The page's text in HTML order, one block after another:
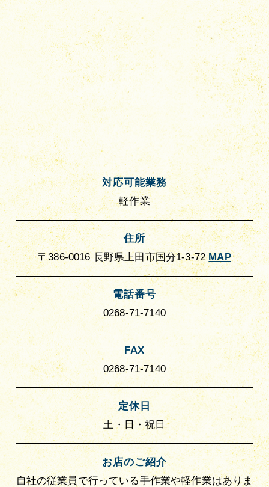
対応可能業務
軽作業
住所
〒386-0016 長野県上田市国分1-3-72MAP
電話番号
0268-71-7140
FAX
0268-71-7140
定休日
土・日・祝日
お店のご紹介
自社の従業員で行っている手作業や軽作業はありま